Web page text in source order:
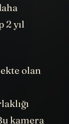
yıl
olan